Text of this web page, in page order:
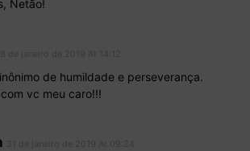
Netão!
de humildade e perseverança.
vc meu caro!!!